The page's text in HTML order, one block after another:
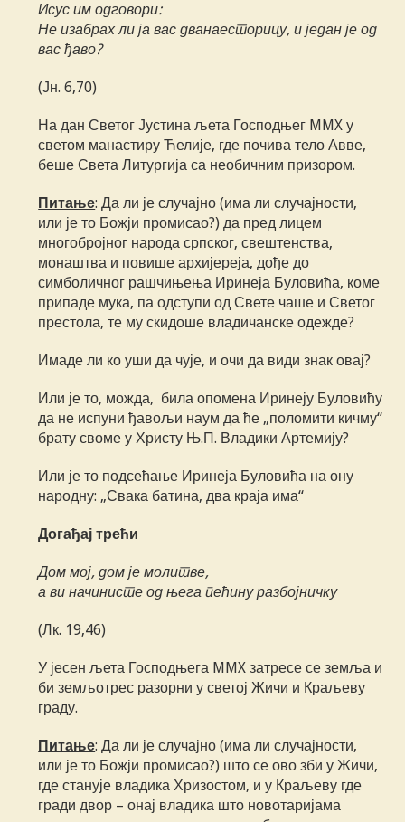
Исус им одговори:
Не изабрах ли ја вас дванаесторицу, и један је од
вас ђаво?
(Јн. 6,70)
На дан Светог Јустина љета Господњег MMX у
светом манастиру Ћелије, где почива тело Авве,
беше Света Литургија са необичним призором.
Питање: Да ли је случајно (има ли случајности,
или је то Божји промисао?) да пред лицем
многобројног народа српског, свештенства,
монаштва и повише архијереја, дође до
симболичног рашчињења Иринеја Буловића, коме
припаде мука, па одступи од Свете чаше и Светог
престола, те му скидоше владичанске одежде?
Имаде ли ко уши да чује, и очи да види знак овај?
Или је то, можда, била опомена Иринеју Буловићу
да не испуни ђавољи наум да ће „поломити кичму“
брату своме у Христу Њ.П. Владики Артемију?
Или је то подсећање Иринеја Буловића на ону
народну: „Свака батина, два краја има“
Догађај трећи
Дом мој, дом је молитве,
а ви начинисте од њега пећину разбојничку
(Лк. 19,46)
У јесен љета Господњега MMX затресе се земља и
би земљотрес разорни у светој Жичи и Краљеву
граду.
Питање: Да ли је случајно (има ли случајности,
или је то Божји промисао?) што се ово зби у Жичи,
где станује владика Хризостом, и у Краљеву где
гради двор – онај владика што новотаријама